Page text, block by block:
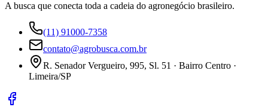
A busca que conecta toda a cadeia do agronegócio brasileiro.
(11) 91000-7358
contato@agrobusca.com.br
R. Senador Vergueiro, 995, Sl. 51 · Bairro Centro ·
Limeira/SP